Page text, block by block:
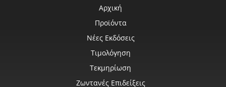
Αρχική
Προϊόντα
Νέες Εκδόσεις
Τιμολόγηση
Τεκμηρίωση
Ζωντανές Επιδείξεις